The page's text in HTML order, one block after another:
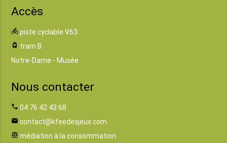
Accès
directions_bike piste cyclable V63
tram tram B
Notre-Dame - Musée
Nous contacter
phone 04 76 42 43 68
email contact@kfeedesjeux.com
balance médiation à la consommation